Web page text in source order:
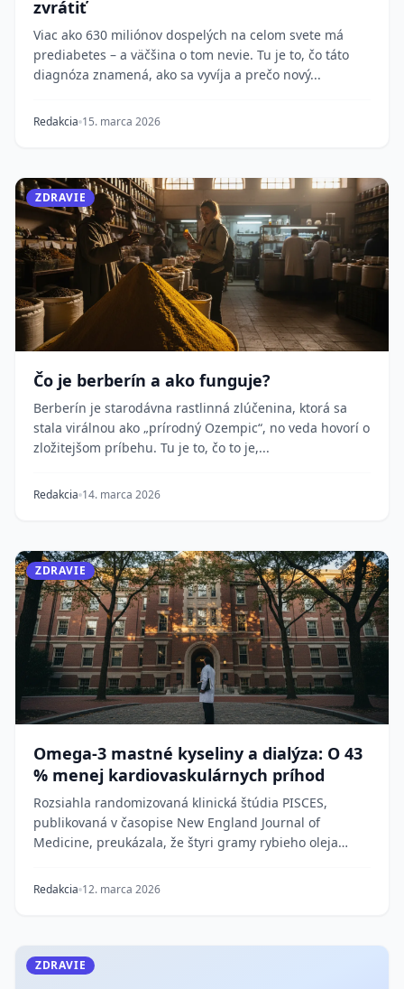
zvrátiť
Viac ako 630 miliónov dospelých na celom svete má
prediabetes – a väčšina o tom nevie. Tu je to, čo táto
diagnóza znamená, ako sa vyvíja a prečo nový...
Redakcia 15. marca 2026
ZDRAVIE
Čo je berberín a ako funguje?
Berberín je starodávna rastlinná zlúčenina, ktorá sa
stala virálnou ako „prírodný Ozempic“, no veda hovorí o
zložitejšom príbehu. Tu je to, čo to je,...
Redakcia 14. marca 2026
ZDRAVIE
Omega-3 mastné kyseliny a dialýza: O 43
% menej kardiovaskulárnych príhod
Rozsiahla randomizovaná klinická štúdia PISCES,
publikovaná v časopise New England Journal of
Medicine, preukázala, že štyri gramy rybieho oleja
Redakcia 12. marca 2026
ZDRAVIE